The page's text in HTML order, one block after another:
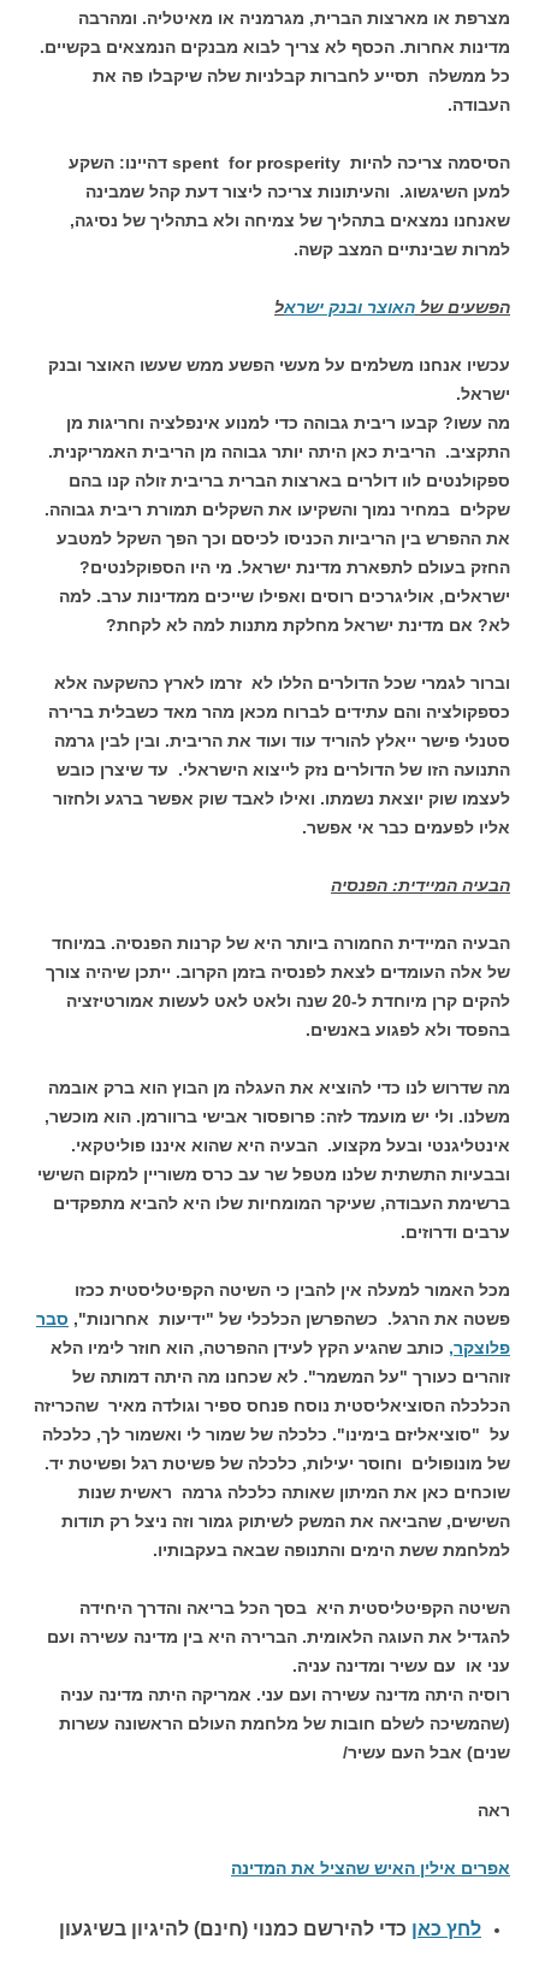
מצרפת או מארצות הברית, מגרמניה או מאיטליה. ומהרבה
מדינות אחרות. הכסף לא צריך לבוא מבנקים הנמצאים בקשיים.
כל ממשלה תסייע לחברות קבלניות שלה שיקבלו פה את
העבודה.
הסיסמה צריכה להיות spent for prosperity דהיינו: השקע
למען השיגשוג. והעיתונות צריכה ליצור דעת קהל שמבינה
שאנחנו נמצאים בתהליך של צמיחה ולא בתהליך של נסיגה,
למרות שבינתיים המצב קשה.
הפשעים של האוצר ובנק ישראל
עכשיו אנחנו משלמים על מעשי הפשע ממש שעשו האוצר ובנק
ישראל.
מה עשו? קבעו ריבית גבוהה כדי למנוע אינפלציה וחריגות מן
התקציב. הריבית כאן היתה יותר גבוהה מן הריבית האמריקנית.
ספקולנטים לוו דולרים בארצות הברית בריבית זולה קנו בהם
שקלים במחיר נמוך והשקיעו את השקלים תמורת ריבית גבוהה.
את ההפרש בין הריביות הכניסו לכיסם וכך הפך השקל למטבע
החזק בעולם לתפארת מדינת ישראל. מי היו הספוקלנטים?
ישראלים, אוליגרכים רוסים ואפילו שייכים ממדינות ערב. למה
לא? אם מדינת ישראל מחלקת מתנות למה לא לקחת?
וברור לגמרי שכל הדולרים הללו לא זרמו לארץ כהשקעה אלא
כספקולציה והם עתידים לברוח מכאן מהר מאד כשבלית ברירה
סטנלי פישר ייאלץ להוריד עוד ועוד את הריבית. ובין לבין גרמה
התנועה הזו של הדולרים נזק לייצוא הישראלי. עד שיצרן כובש
לעצמו שוק יוצאת נשמתו. ואילו לאבד שוק אפשר ברגע ולחזור
אליו לפעמים כבר אי אפשר.
הבעיה המיידית: הפנסיה
הבעיה המיידית החמורה ביותר היא של קרנות הפנסיה. במיוחד
של אלה העומדים לצאת לפנסיה בזמן הקרוב. ייתכן שיהיה צורך
להקים קרן מיוחדת ל-20 שנה ולאט לאט לעשות אמורטיזציה
בהפסד ולא לפגוע באנשים.
מה שדרוש לנו כדי להוציא את העגלה מן הבוץ הוא ברק אובמה
משלנו. ולי יש מועמד לזה: פרופסור אבישי ברוורמן. הוא מוכשר,
אינטליגנטי ובעל מקצוע. הבעיה היא שהוא איננו פוליטקאי.
ובבעיות התשתית שלנו מטפל שר עב כרס משוריין למקום השישי
ברשימת העבודה, שעיקר המומחיות שלו היא להביא מתפקדים
ערבים ודרוזים.
מכל האמור למעלה אין להבין כי השיטה הקפיטליסטית ככזו
פשטה את הרגל. כשהפרשן הכלכלי של "ידיעות אחרונות", סבר
פלוצקר, כותב שהגיע הקץ לעידן ההפרטה, הוא חוזר לימיו הלא
זוהרים כעורך "על המשמר". לא שכחנו מה היתה דמותה של
הכלכלה הסוציאליסטית נוסח פנחס ספיר וגולדה מאיר שהכריזה
על "סוציאליזם בימינו". כלכלה של שמור לי ואשמור לך, כלכלה
של מונופולים וחוסר יעילות, כלכלה של פשיטת רגל ופשיטת יד.
שוכחים כאן את המיתון שאותה כלכלה גרמה ראשית שנות
השישים, שהביאה את המשק לשיתוק גמור וזה ניצל רק תודות
למלחמת ששת הימים והתנופה שבאה בעקבותיו.
השיטה הקפיטליסטית היא בסך הכל בריאה והדרך היחידה
להגדיל את העוגה הלאומית. הברירה היא בין מדינה עשירה ועם
עני או עם עשיר ומדינה עניה.
רוסיה היתה מדינה עשירה ועם עני. אמריקה היתה מדינה עניה
(שהמשיכה לשלם חובות של מלחמת העולם הראשונה עשרות
שנים) אבל העם עשיר/
ראה
אפרים אילין האיש שהציל את המדינה
לחץ כאן כדי להירשם כמנוי (חינם) להיגיון בשיגעון